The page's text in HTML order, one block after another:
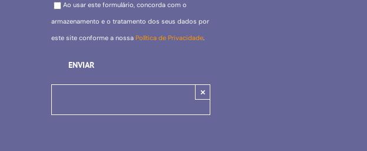
Ao usar este formulário, concorda com o
armazenamento e o tratamento dos seus dados por
este site conforme a nossa Política de Privacidade.
×